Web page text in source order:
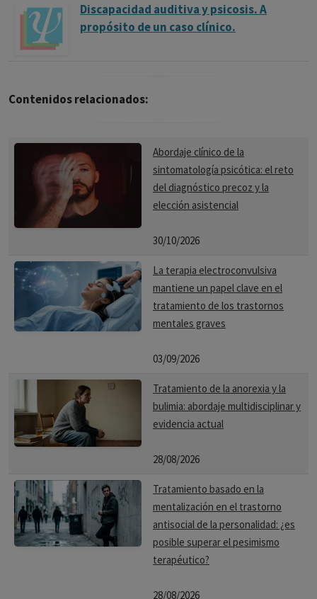
Discapacidad auditiva y psicosis. A
propósito de un caso clínico.
Contenidos relacionados:
Abordaje clínico de la
sintomatología psicótica: el reto
del diagnóstico precoz y la
elección asistencial
30/10/2026
La terapia electroconvulsiva
mantiene un papel clave en el
tratamiento de los trastornos
mentales graves
03/09/2026
Tratamiento de la anorexia y la
bulimia: abordaje multidisciplinar y
evidencia actual
28/08/2026
Tratamiento basado en la
mentalización en el trastorno
antisocial de la personalidad: ¿es
posible superar el pesimismo
terapéutico?
28/08/2026